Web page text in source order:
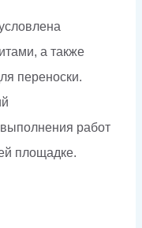
а также
переноски.
выполнения работ
площадке.